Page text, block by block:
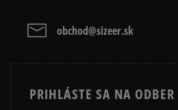
kartou,obchod@sizeer.sk
PRIHLÁSTE SA NA